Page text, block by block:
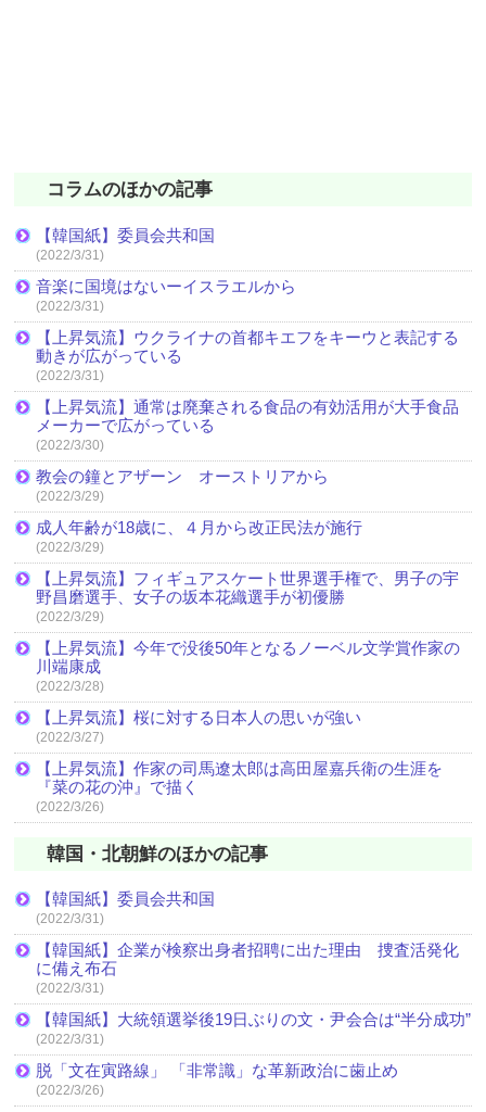
コラムのほかの記事
【韓国紙】委員会共和国
(2022/3/31)
音楽に国境はないーイスラエルから
(2022/3/31)
【上昇気流】ウクライナの首都キエフをキーウと表記する
動きが広がっている
(2022/3/31)
【上昇気流】通常は廃棄される食品の有効活用が大手食品
メーカーで広がっている
(2022/3/30)
教会の鐘とアザーン オーストリアから
(2022/3/29)
成人年齢が18歳に、４月から改正民法が施行
(2022/3/29)
【上昇気流】フィギュアスケート世界選手権で、男子の宇
野昌磨選手、女子の坂本花織選手が初優勝
(2022/3/29)
【上昇気流】今年で没後50年となるノーベル文学賞作家の
川端康成
(2022/3/28)
【上昇気流】桜に対する日本人の思いが強い
(2022/3/27)
【上昇気流】作家の司馬遼太郎は高田屋嘉兵衛の生涯を
『菜の花の沖』で描く
(2022/3/26)
韓国・北朝鮮のほかの記事
【韓国紙】委員会共和国
(2022/3/31)
【韓国紙】企業が検察出身者招聘に出た理由 捜査活発化
に備え布石
(2022/3/31)
【韓国紙】大統領選挙後19日ぶりの文・尹会合は“半分成功”
(2022/3/31)
脱「文在寅路線」 「非常識」な革新政治に歯止め
(2022/3/26)